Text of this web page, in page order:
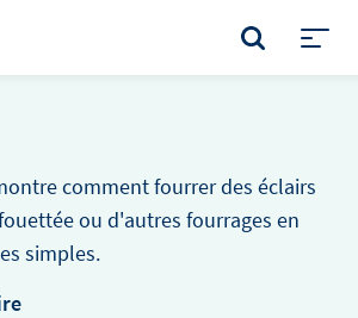
RECHERCHER
menu
comment fourrer des éclairs
ou d'autres fourrages en
simples.